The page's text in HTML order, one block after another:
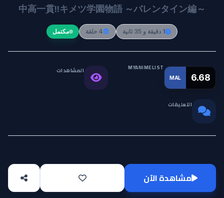
中高一貫!!キメツ学園物語 ～バレンタイン編～
1 دقيقة و 35 ثانية 4 حلقة مكتمل
MAL 6.68
MYANIMELIST المشاهدات
التعليقات
مشاهدة الآن